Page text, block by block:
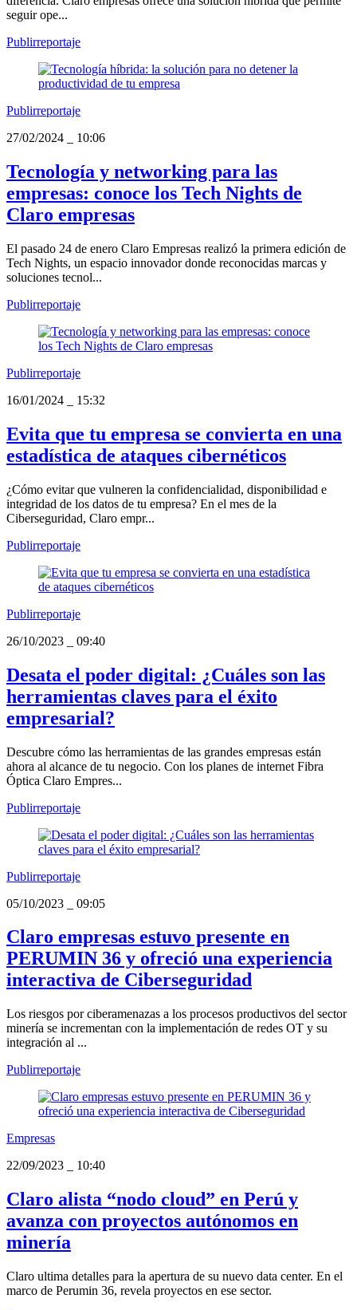
seguir ope...
Publirreportaje
Publirreportaje
27/02/2024
10:06
Tecnología y networking para las
empresas: conoce los Tech Nights de
Claro empresas
El pasado 24 de enero Claro Empresas realizó la primera edición de
Tech Nights, un espacio innovador donde reconocidas marcas y
soluciones tecnol...
Publirreportaje
Publirreportaje
16/01/2024
15:32
Evita que tu empresa se convierta en una
estadística de ataques cibernéticos
¿Cómo evitar que vulneren la confidencialidad, disponibilidad e
integridad de los datos de tu empresa? En el mes de la
Ciberseguridad, Claro empr...
Publirreportaje
Publirreportaje
26/10/2023
09:40
Desata el poder digital: ¿Cuáles son las
herramientas claves para el éxito
empresarial?
Descubre cómo las herramientas de las grandes empresas están
ahora al alcance de tu negocio. Con los planes de internet Fibra
Óptica Claro Empres...
Publirreportaje
Publirreportaje
05/10/2023
09:05
Claro empresas estuvo presente en
PERUMIN 36 y ofreció una experiencia
interactiva de Ciberseguridad
Los riesgos por ciberamenazas a los procesos productivos del sector
minería se incrementan con la implementación de redes OT y su
integración al ...
Publirreportaje
Empresas
22/09/2023
10:40
Claro alista “nodo cloud” en Perú y
avanza con proyectos autónomos en
minería
Claro ultima detalles para la apertura de su nuevo data center. En el
marco de Perumin 36, revela proyectos en ese sector.